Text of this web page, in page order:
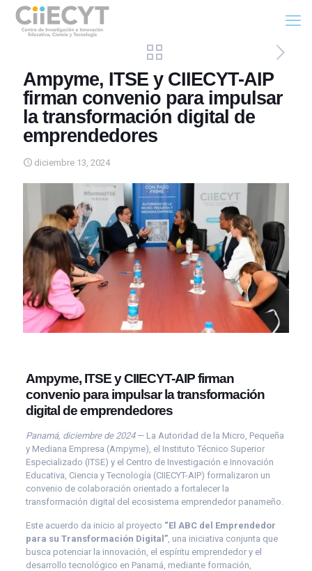
Ampyme, ITSE y CIIECYT-AIP
firman convenio para impulsar
la transformación digital de
emprendedores
diciembre 13, 2024
Ampyme, ITSE y CIIECYT-AIP firman
convenio para impulsar la transformación
digital de emprendedores
Panamá, diciembre de 2024— La Autoridad de la Micro, Pequeña
y Mediana Empresa (Ampyme), el Instituto Técnico Superior
Especializado (ITSE) y el Centro de Investigación e Innovación
Educativa, Ciencia y Tecnología (CIIECYT-AIP) formalizaron un
convenio de colaboración orientado a fortalecer la
transformación digital del ecosistema emprendedor panameño.
Este acuerdo da inicio al proyecto “El ABC del Emprendedor
para su Transformación Digital”, una iniciativa conjunta que
busca potenciar la innovación, el espíritu emprendedor y el
desarrollo tecnológico en Panamá, mediante formación,